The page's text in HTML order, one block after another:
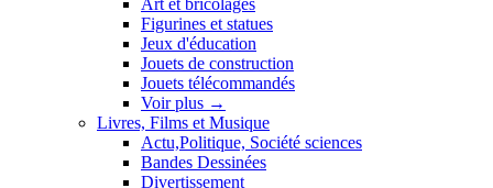
Art et bricolages
Figurines et statues
Jeux d'éducation
Jouets de construction
Jouets télécommandés
Voir plus →
Livres, Films et Musique
Actu,Politique, Société sciences
Bandes Dessinées
Divertissement